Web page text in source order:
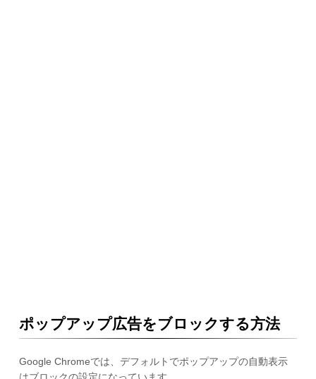
ポップアップ広告をブロックする方法
Google Chromeでは、デフォルトでポップアップの自動表示